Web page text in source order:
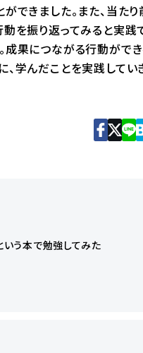
できました。また、当た
動を振り返ってみると実践
成果につながる行動がで
、学んだことを実践してい
いう本で勉強してみた